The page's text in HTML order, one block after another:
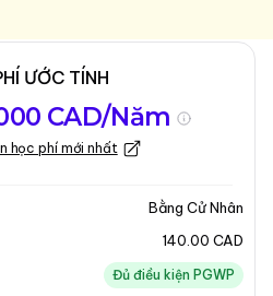
Học
Kỳ nhập học
03-2025
chương trình
Trình
ƯỚC TÍNH
CAD/Năm
học phí mới nhất
Bằng Cử Nhân
140.00 CAD
Đủ điều kiện PGWP